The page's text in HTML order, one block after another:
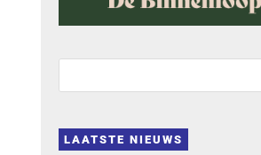
LAATSTE NIEUWS